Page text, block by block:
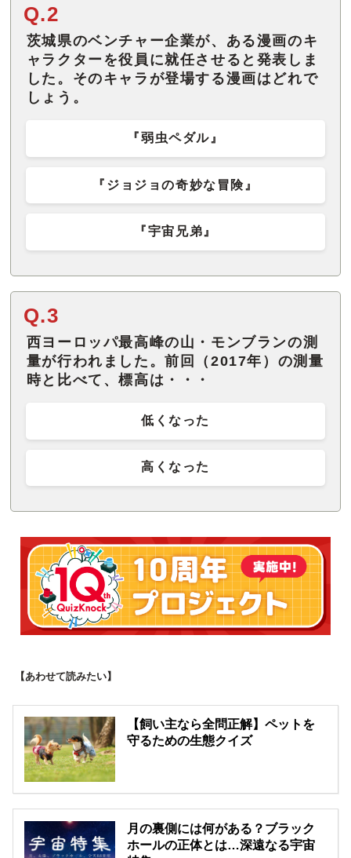
Q.2
茨城県のベンチャー企業が、ある漫画のキ
ャラクターを役員に就任させると発表しま
した。そのキャラが登場する漫画はどれで
しょう。
『弱虫ペダル』
『ジョジョの奇妙な冒険』
『宇宙兄弟』
Q.3
西ヨーロッパ最高峰の山・モンブランの測
量が行われました。前回（2017年）の測量
時と比べて、標高は・・・
低くなった
高くなった
【あわせて読みたい】
【飼い主なら全問正解】ペットを
守るための生態クイズ
月の裏側には何がある？ブラック
ホールの正体とは…深遠なる宇宙